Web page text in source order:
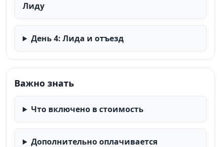
Лиду
День 4: Лида и отъезд
Важно знать
Что включено в стоимость
Дополнительно оплачивается